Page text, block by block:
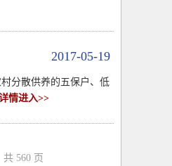
2017-05-19
分散供养的五保户、低
情进入>>
共 560 页